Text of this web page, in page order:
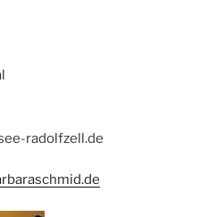
radolfzell.de